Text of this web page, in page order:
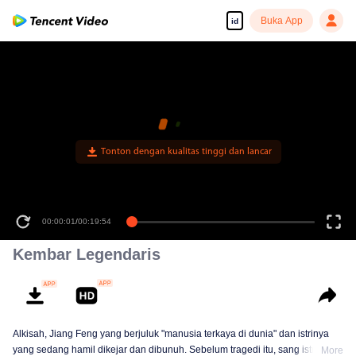
id Buka App
Tonton dengan kualitas tinggi dan lancar
00:00:01/00:19:54
Kembar Legendaris
Alkisah, Jiang Feng yang berjuluk "manusia terkaya di dunia" dan istrinya
yang sedang hamil dikejar dan dibunuh. Sebelum tragedi itu, sang istri
More